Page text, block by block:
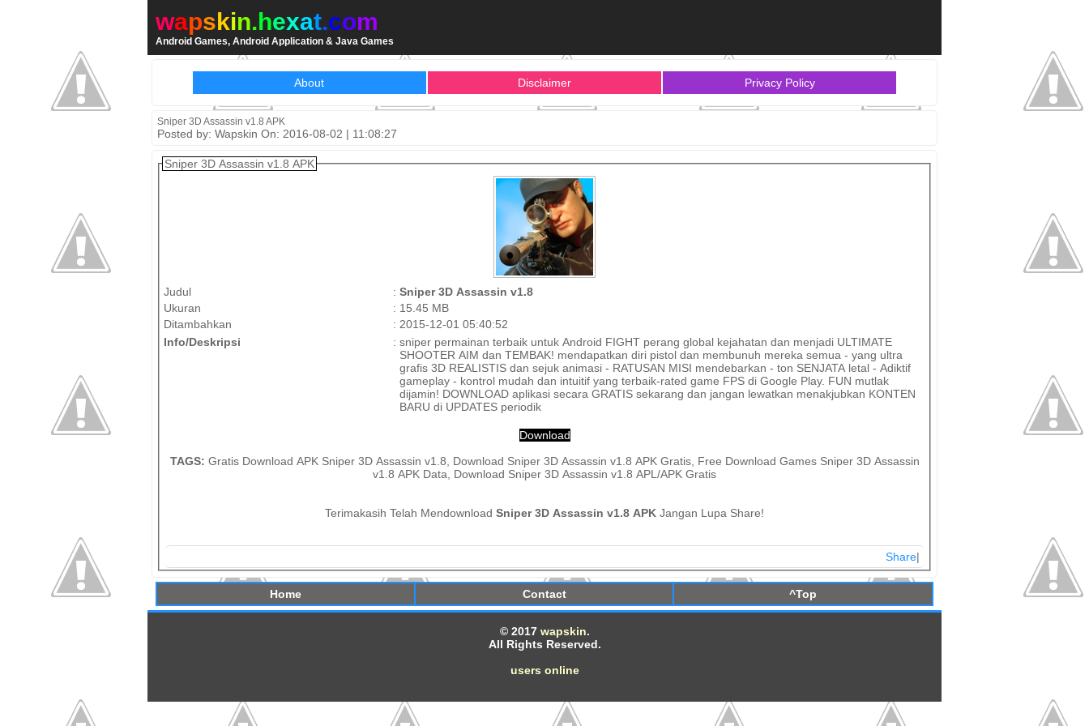
wapskin.hexat.com
Android Games, Android Application & Java Games
About Disclaimer Privacy Policy
Sniper 3D Assassin v1.8 APK
Posted by: Wapskin On: 2016-08-02 | 11:08:27
Sniper 3D Assassin v1.8 APK
Judul : Sniper 3D Assassin v1.8
Ukuran
: 15.45 MB
Ditambahkan
: 2015-12-01 05:40:52
Info/Deskripsi
: sniper permainan terbaik untuk Android FIGHT perang global kejahatan dan menjadi ULTIMATE
SHOOTER AIM dan TEMBAK! mendapatkan diri pistol dan membunuh mereka semua - yang ultra
grafis 3D REALISTIS dan sejuk animasi - RATUSAN MISI mendebarkan - ton SENJATA letal - Adiktif
gameplay - kontrol mudah dan intuitif yang terbaik-rated game FPS di Google Play. FUN mutlak
dijamin! DOWNLOAD aplikasi secara GRATIS sekarang dan jangan lewatkan menakjubkan KONTEN
BARU di UPDATES periodik
Download
TAGS: Gratis Download APK Sniper 3D Assassin v1.8, Download Sniper 3D Assassin v1.8 APK Gratis, Free Download Games Sniper 3D Assassin
v1.8 APK Data, Download Sniper 3D Assassin v1.8 APL/APK Gratis
Terimakasih Telah Mendownload Sniper 3D Assassin v1.8 APK Jangan Lupa Share!
Share|
Home Contact ^Top
© 2017 wapskin.
All Rights Reserved.
users online